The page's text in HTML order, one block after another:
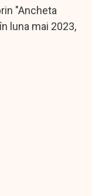
"Ancheta
luna mai 2023,